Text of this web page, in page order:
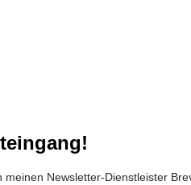
Newsletter-Dienstleister